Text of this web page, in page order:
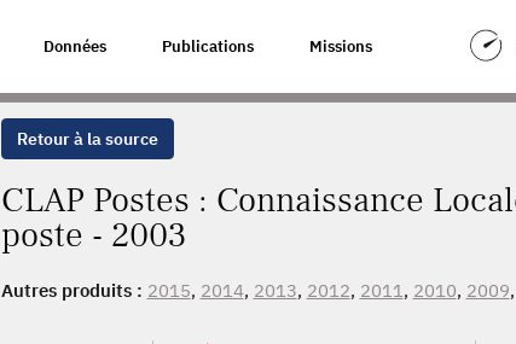
Données Publications Missions
Retour à la source
CLAP Postes : Connaissance
poste - 2003
Autres produits : 2015, 2014, 2013, 2012, 2011, 2010, 2009,